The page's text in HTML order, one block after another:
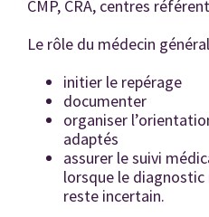
CMP, CRA, centres
Le rôle du médecin
initier le repérage
documenter
organiser
adaptés
assurer le suivi
lorsque le diagnostic
reste incertain.